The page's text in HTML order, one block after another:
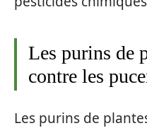
Les purins de
contre les
Les purins de